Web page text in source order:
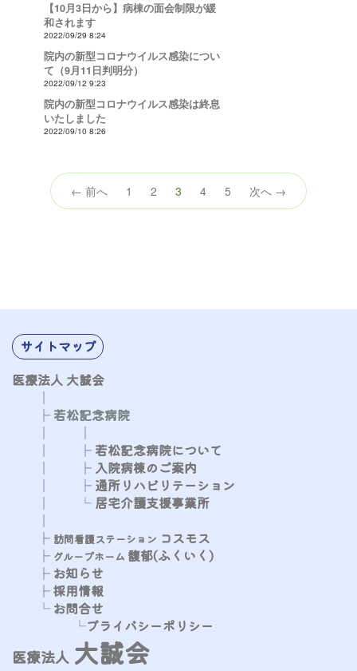
【10月3日から】病棟の面会制限が緩
和されます
2022/09/29 8:24
院内の新型コロナウイルス感染につい
て（9月11日判明分）
2022/09/12 9:23
院内の新型コロナウイルス感染は終息
いたしました
2022/09/10 8:26
← 前へ 1 2 3 （こ
の
4 5 次へ →
サイトマップ
医療法人 大誠会
│
├ 若松記念病院
│
│
│
├ 若松記念病院について
│
├ 入院病棟のご案内
│
├ 通所リハビリテーション
│
└ 居宅介護支援事業所
│
├​ 訪問看護ステーション コスモス
├ グループホーム 馥郁(ふくいく)
├ お知らせ
├採用情報
└ お問合せ
└プライバシーポリシー
医療法人 大誠会